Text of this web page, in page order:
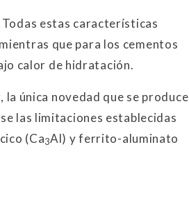
Todas estas características
que para los cementos
calor de hidratación.
la única novedad que se produce
las limitaciones establecidas
(Ca3Al) y ferrito-aluminato